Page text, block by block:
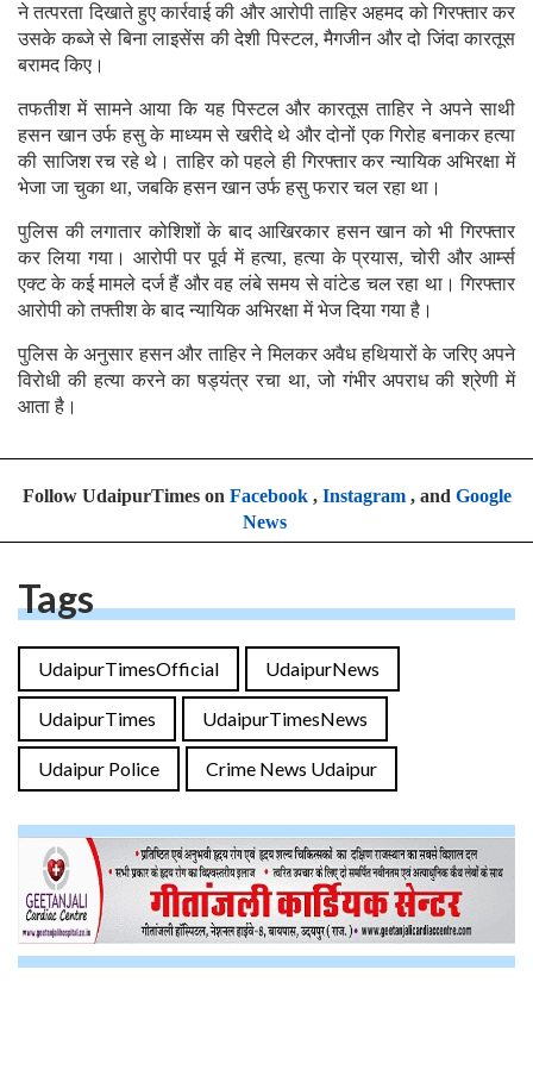
ने तत्परता दिखाते हुए कार्रवाई की और आरोपी ताहिर अहमद को गिरफ्तार कर
उसके कब्जे से बिना लाइसेंस की देशी पिस्टल, मैगजीन और दो जिंदा कारतूस
बरामद किए।
तफतीश में सामने आया कि यह पिस्टल और कारतूस ताहिर ने अपने साथी
हसन खान उर्फ हसु के माध्यम से खरीदे थे और दोनों एक गिरोह बनाकर हत्या
की साजिश रच रहे थे। ताहिर को पहले ही गिरफ्तार कर न्यायिक अभिरक्षा में
भेजा जा चुका था, जबकि हसन खान उर्फ हसु फरार चल रहा था।
पुलिस की लगातार कोशिशों के बाद आखिरकार हसन खान को भी गिरफ्तार
कर लिया गया। आरोपी पर पूर्व में हत्या, हत्या के प्रयास, चोरी और आर्म्स
एक्ट के कई मामले दर्ज हैं और वह लंबे समय से वांटेड चल रहा था। गिरफ्तार
आरोपी को तफ्तीश के बाद न्यायिक अभिरक्षा में भेज दिया गया है।
पुलिस के अनुसार हसन और ताहिर ने मिलकर अवैध हथियारों के जरिए अपने
विरोधी की हत्या करने का षड्यंत्र रचा था, जो गंभीर अपराध की श्रेणी में
आता है।
Follow UdaipurTimes on Facebook, Instagram, and Google
News
Tags
UdaipurTimesOfficial UdaipurNews
UdaipurTimes UdaipurTimesNews
Udaipur Police Crime News Udaipur